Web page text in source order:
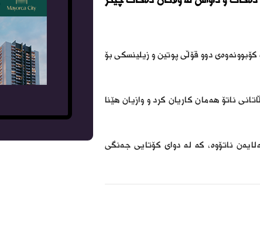
دوو قۆڵی پوتین و زیلینسکی بۆ
ناتۆ هەمان كاریان كرد و وازیان هێنا
گومرگیی بەرێژەی 50% بۆ 100% بەسەر چیندا لەلایەن ناتۆوە، كە لە دوای كۆتایی جەنگی